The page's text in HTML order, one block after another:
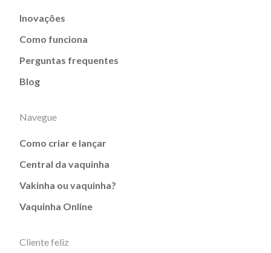
Inovações
Como funciona
Perguntas frequentes
Blog
Navegue
Como criar e lançar
Central da vaquinha
Vakinha ou vaquinha?
Vaquinha Online
Cliente feliz